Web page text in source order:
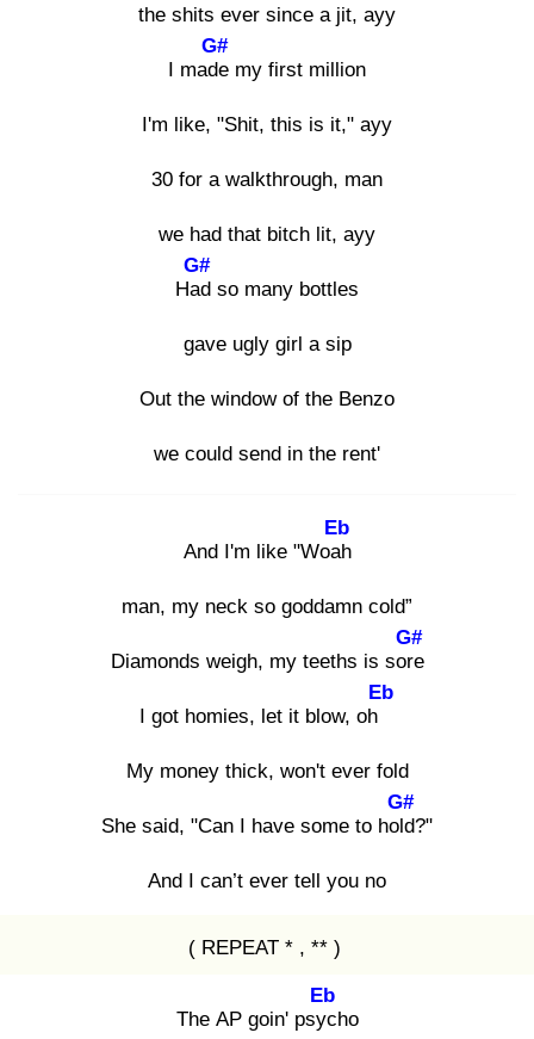
the shits ever since a jit, ayy
I made
G#
my first million
I'm like, "Shit, this is it," ayy
30 for a walkthrough, man
we had that bitch lit, ayy
Had
G#
so many bottles
gave ugly girl a sip
Out the window of the Benzo
we could send in the rent'
And I'm like "Woah
Eb
man, my neck so goddamn cold”
Diamonds weigh, my teeths is sore
G#
I got homies, let it blow, oh
Eb
My money thick, won't ever fold
She said, "Can I have some to hold
G#
?"
And I can’t ever tell you no
( REPEAT * , ** )
The AP goin' psyc
Eb
ho